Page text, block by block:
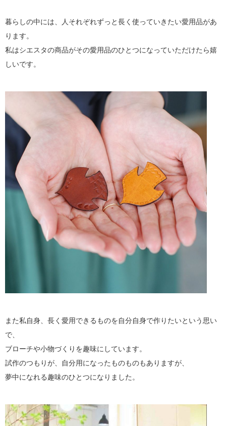
暮らしの中には、人それぞれずっと長く使っていきたい愛用品があ
ります。
私はシエスタの商品がその愛用品のひとつになっていただけたら嬉
しいです。
また私自身、長く愛用できるものを自分自身で作りたいという思い
で、
ブローチや小物づくりを趣味にしています。
試作のつもりが、自分用になったものものもありますが、
夢中になれる趣味のひとつになりました。